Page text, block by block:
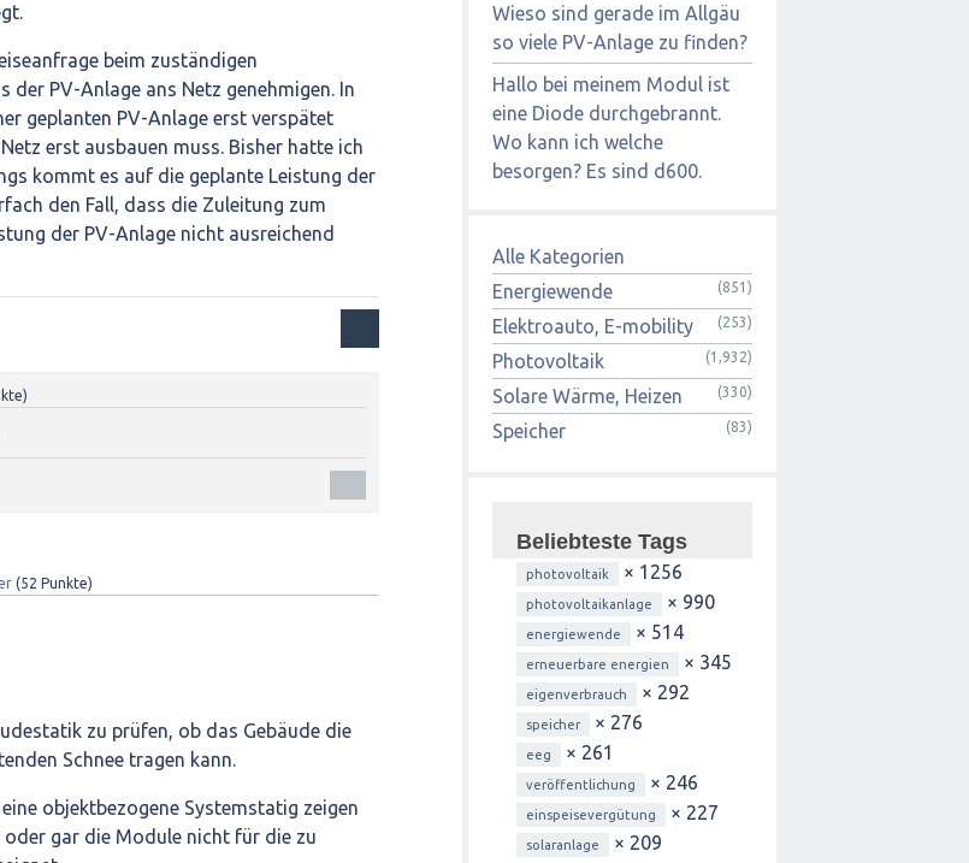
beim zuständigen
der PV-Anlage ans Netz genehmigen. In
geplanten PV-Anlage erst verspätet
erst ausbauen muss. Bisher hatte ich
kommt es auf die geplante Leistung der
den Fall, dass die Zuleitung zum
der PV-Anlage nicht ausreichend
(52 Punkte)
zu prüfen, ob das Gebäude die
Schnee tragen kann.
objektbezogene Systemstatig zeigen
gar die Module nicht für die zu
Wieso sind gerade im Allgäu
so viele PV-Anlage zu finden?
Hallo bei meinem Modul ist
eine Diode durchgebrannt.
Wo kann ich welche
besorgen? Es sind d600.
Alle Kategorien
Energiewende
(851)
Elektroauto, E-mobility (253)
Photovoltaik (1,932)
Solare Wärme, Heizen (330)
Speicher (83)
Beliebteste Tags
photovoltaik × 1256
photovoltaikanlage × 990
energiewende × 514
erneuerbare energien × 345
eigenverbrauch × 292
speicher × 276
eeg × 261
veröffentlichung × 246
einspeisevergütung × 227
solaranlage × 209